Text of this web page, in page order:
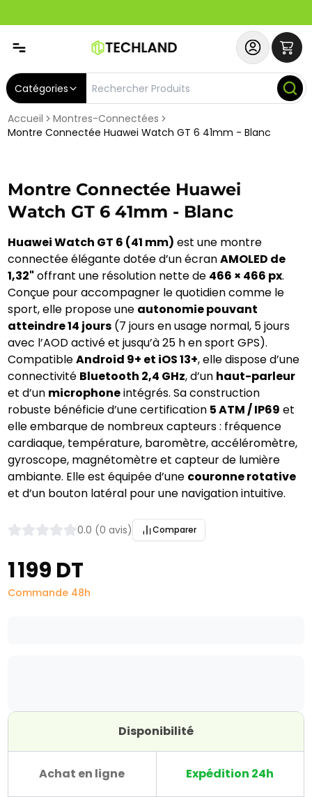
Catégories
Accueil
Montres-Connectées
Montre Connectée Huawei Watch GT 6 41mm - Blanc
Montre Connectée Huawei
Watch GT 6 41mm - Blanc
Huawei Watch GT 6 (41 mm) est une montre
connectée élégante dotée d’un écranAMOLED de
1,32" offrant une résolution nette de 466 × 466 px.
Conçue pour accompagner le quotidien comme le
sport, elle propose une autonomie pouvant
atteindre 14 jours (7 jours en usage normal, 5 jours
avec l’AOD activé et jusqu’à 25 h en sport GPS).
CompatibleAndroid 9+ et iOS 13+, elle dispose d’une
connectivité Bluetooth 2,4 GHz, d’un haut-parleur
et d’un microphoneintégrés. Sa construction
robuste bénéficie d’une certification 5 ATM / IP69 et
elle embarque de nombreux capteurs : fréquence
cardiaque, température, baromètre, accéléromètre,
gyroscope, magnétomètre et capteur de lumière
ambiante. Elle est équipée d’une couronne rotative
et d’un bouton latéral pour une navigation intuitive.
0.0 (0 avis) Comparer
1 199 DT
Commande 48h
Disponibilité
Achat en ligne Expédition 24h